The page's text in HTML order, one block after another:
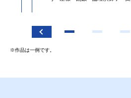
※作品は一例です。